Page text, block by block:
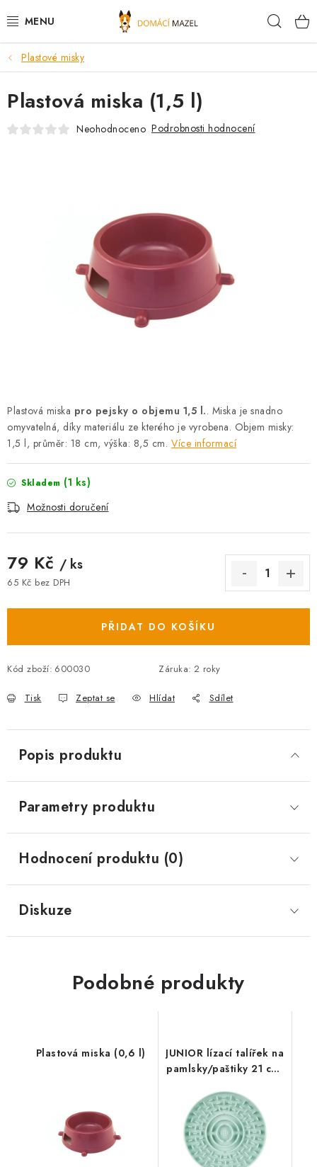
na
DOPORUČUJEME
VÝPRODEJ SKLADU
PSI
PRO CHOVATELE
HODNOCENÍ OBCHODU
DOPRAVA PO OSTRAVĚ, HLUČÍNĚ A OKOLÍ
Kontakt Možnosti dopravy
Plastové misky
Plastová miska pro pejsky o objemu 1,5 l.. Miska je snadno
omyvatelná, díky materiálu ze kterého je vyrobena. Objem misky:
1,5 l, průměr: 18 cm, výška: 8,5 cm. Více informací
Skladem (1 ks)
Možnosti doručení
79 Kč / ks
65 Kč bez DPH
PŘIDAT DO KOŠÍKU
Kód zboží: 600030 Záruka: 2 roky
Tisk Zeptat se Hlídat Sdílet
Plastová miska (1,5 l)
Neohodnoceno Podrobnosti hodnocení
Popis produktu
Parametry produktu
Hodnocení produktu (0)
Diskuze
Podobné produkty
Plastová miska (0,6 l)
JUNIOR lízací talířek na
pamlsky/paštiky 21 cm,